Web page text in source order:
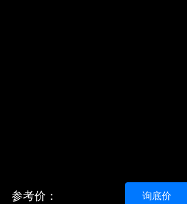
参考价： 询底价